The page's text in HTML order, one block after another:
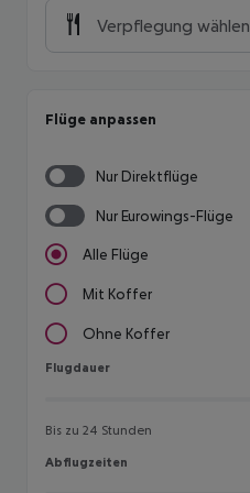
Verpflegung wählen
Flüge anpassen
Nur Direktflüge
Nur Eurowings-Flüge
Alle Flüge
Mit Koffer
Ohne Koffer
Flugdauer
Flugdauer
Bis zu 24 Stunden
Abflugzeiten
Abflugzeiten